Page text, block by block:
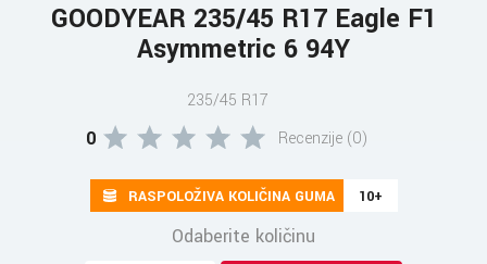
GOODYEAR 235/45 R17 Eagle F1
Asymmetric 6 94Y
235/45 R17
0 Recenzije (0)
RASPOLOŽIVA KOLIČINA GUMA 10+
Odaberite količinu